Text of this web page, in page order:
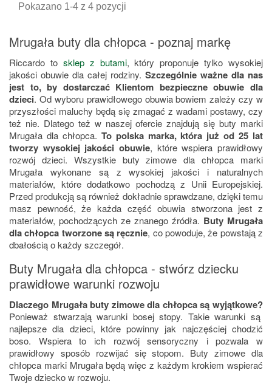
Pokazano 1-4 z 4 pozycji
Mrugała buty dla chłopca - poznaj markę
Riccardo to sklep z butami, który proponuje tylko wysokiej
jakości obuwie dla całej rodziny. Szczególnie ważne dla nas
jest to, by dostarczać Klientom bezpieczne obuwie dla
dzieci. Od wyboru prawidłowego obuwia bowiem zależy czy w
przyszłości maluchy będą się zmagać z wadami postawy, czy
też nie. Dlatego też w naszej ofercie znajdują się buty marki
Mrugała dla chłopca. To polska marka, która już od 25 lat
tworzy wysokiej jakości obuwie, które wspiera prawidłowy
rozwój dzieci. Wszystkie buty zimowe dla chłopca marki
Mrugała wykonane są z wysokiej jakości i naturalnych
materiałów, które dodatkowo pochodzą z Unii Europejskiej.
Przed produkcją są również dokładnie sprawdzane, dzięki temu
masz pewność, że każda część obuwia stworzona jest z
materiałów, pochodzących ze znanego źródła. Buty Mrugała
dla chłopca tworzone są ręcznie, co powoduje, że powstają z
dbałością o każdy szczegół.
Buty Mrugała dla chłopca - stwórz dziecku
prawidłowe warunki rozwoju
Dlaczego Mrugała buty zimowe dla chłopca są wyjątkowe?
Ponieważ stwarzają warunki bosej stopy. Takie warunki są
najlepsze dla dzieci, które powinny jak najczęściej chodzić
boso. Wspiera to ich rozwój sensoryczny i pozwala w
prawidłowy sposób rozwijać się stopom. Buty zimowe dla
chłopca marki Mrugała będą więc z każdym krokiem wspierać
Twoje dziecko w rozwoju.